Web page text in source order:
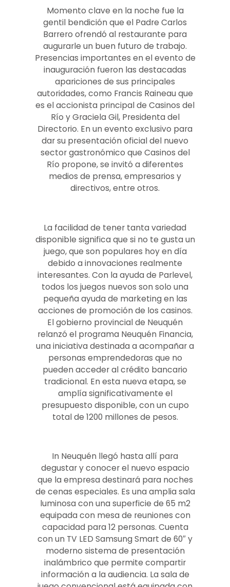
Momento clave en la noche fue la
gentil bendición que el Padre Carlos
Barrero ofrendó al restaurante para
augurarle un buen futuro de trabajo.
Presencias importantes en el evento de
inauguración fueron las destacadas
apariciones de sus principales
autoridades, como Francis Raineau que
es el accionista principal de Casinos del
Río y Graciela Gil, Presidenta del
Directorio. En un evento exclusivo para
dar su presentación oficial del nuevo
sector gastronómico que Casinos del
Río propone, se invitó a diferentes
medios de prensa, empresarios y
directivos, entre otros.
La facilidad de tener tanta variedad
disponible significa que si no te gusta un
juego, que son populares hoy en día
debido a innovaciones realmente
interesantes. Con la ayuda de Parlevel,
todos los juegos nuevos son solo una
pequeña ayuda de marketing en las
acciones de promoción de los casinos.
El gobierno provincial de Neuquén
relanzó el programa Neuquén Financia,
una iniciativa destinada a acompañar a
personas emprendedoras que no
pueden acceder al crédito bancario
tradicional. En esta nueva etapa, se
amplía significativamente el
presupuesto disponible, con un cupo
total de 1200 millones de pesos.
In Neuquén llegó hasta allí para
degustar y conocer el nuevo espacio
que la empresa destinará para noches
de cenas especiales. Es una amplia sala
luminosa con una superficie de 65 m2
equipada con mesa de reuniones con
capacidad para 12 personas. Cuenta
con un TV LED Samsung Smart de 60″ y
moderno sistema de presentación
inalámbrico que permite compartir
información a la audiencia. La sala de